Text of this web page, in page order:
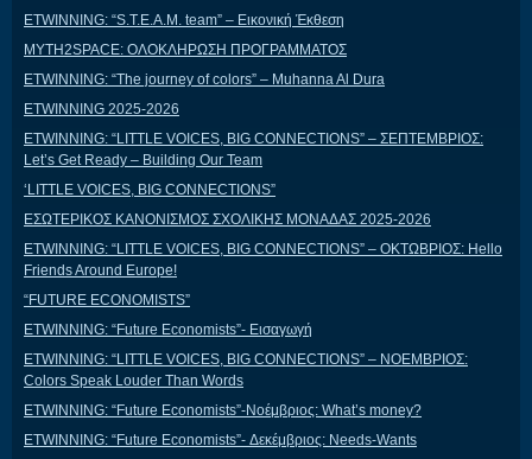
ETWINNING: “S.T.E.A.M. team” – Εικονική Έκθεση
MYTH2SPACE: ΟΛΟΚΛΗΡΩΣΗ ΠΡΟΓΡΑΜΜΑΤΟΣ
ETWINNING: “The journey of colors” – Muhanna Al Dura
ETWINNING 2025-2026
ETWINNING: “LITTLE VOICES, BIG CONNECTIONS” – ΣΕΠΤΕΜΒΡΙΟΣ:
Let’s Get Ready – Building Our Team
‘LITTLE VOICES, BIG CONNECTIONS”
ΕΣΩΤΕΡΙΚΟΣ ΚΑΝΟΝΙΣΜΟΣ ΣΧΟΛΙΚΗΣ ΜΟΝΑΔΑΣ 2025-2026
ETWINNING: “LITTLE VOICES, BIG CONNECTIONS” – ΟΚΤΩΒΡΙΟΣ: Hello
Friends Around Europe!
“FUTURE ECONOMISTS”
ETWINNING: “Future Economists”- Εισαγωγή
ETWINNING: “LITTLE VOICES, BIG CONNECTIONS” – ΝΟΕΜΒΡΙΟΣ:
Colors Speak Louder Than Words
ETWINNING: “Future Economists”-Νοέμβριος: What’s money?
ETWINNING: “Future Economists”- Δεκέμβριος: Needs-Wants